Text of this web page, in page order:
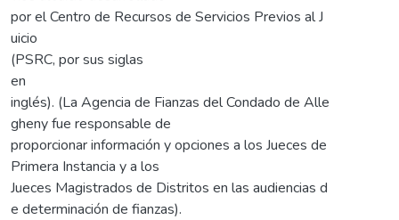
por el Centro de Recursos de Servicios Previos al J
uicio
(PSRC, por sus siglas
en
inglés). (La Agencia de Fianzas del Condado de Alle
gheny fue responsable de
proporcionar información y opciones a los Jueces de
Primera Instancia y a los
Jueces Magistrados de Distritos en las audiencias d
e determinación de fianzas).